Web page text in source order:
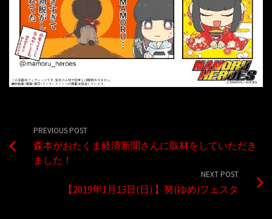
PREVIOUS POST
森本がおたくま経済新聞さんに取材をしていただき
ました！
NEXT POST
【2019年1月13日(日) 】努(ゆめ)フェスタ